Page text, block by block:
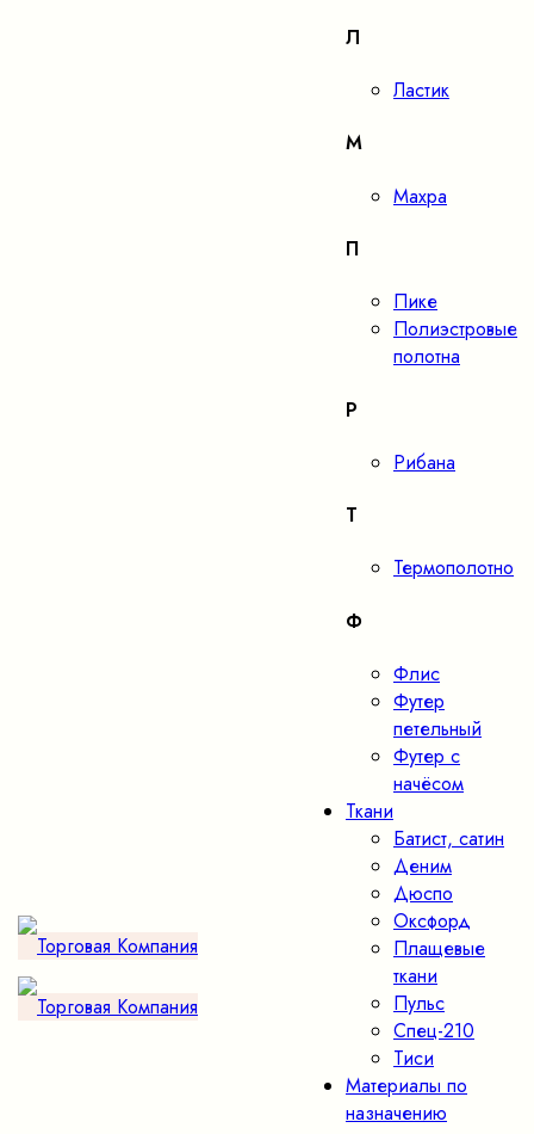
Л
Ластик
М
Махра
П
Пике
Полиэстровые
полотна
Р
Рибана
Т
Термополотно
Ф
Флис
Футер
петельный
Футер с
начёсом
Ткани
Батист, сатин
Деним
Дюспо
Оксфорд
Плащевые
ткани
Пульс
Спец-210
Тиси
Материалы по
назначению